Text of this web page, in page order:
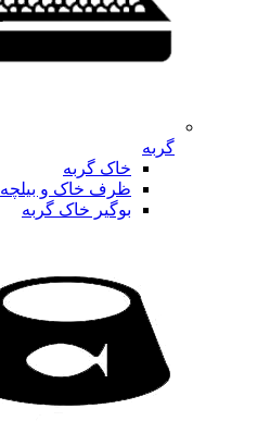
گربه
خاک گربه
ظرف خاک و بیلچه
بوگیر خاک گربه